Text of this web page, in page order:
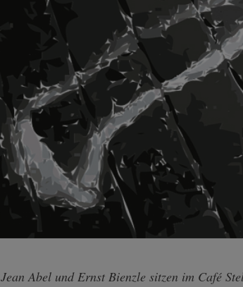
Jean Abel und Ernst Bienzle sitzen im Café